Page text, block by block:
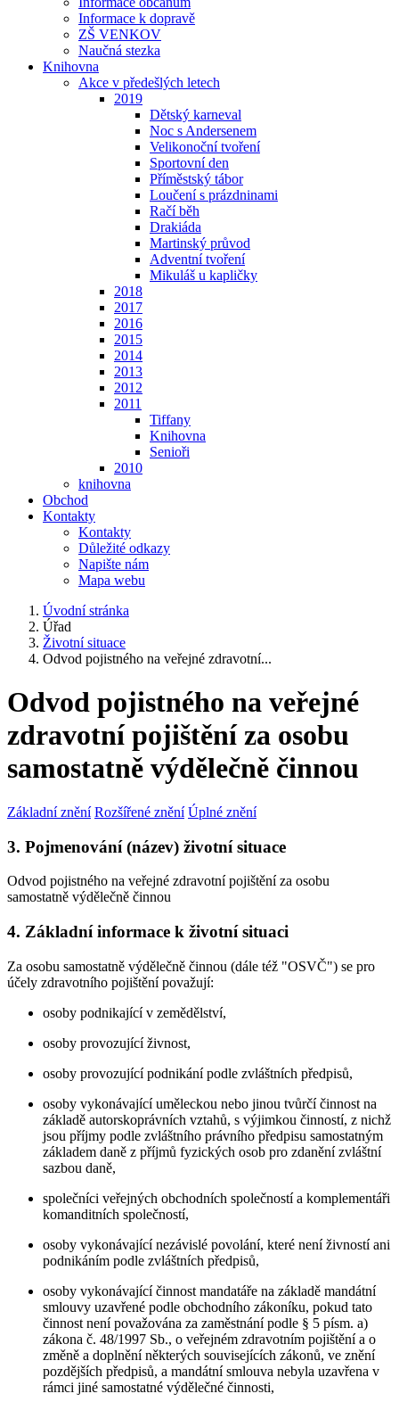
Informace k dopravě
ZŠ VENKOV
Naučná stezka
Knihovna
Akce v předešlých letech
2019
Dětský karneval
Noc s Andersenem
Velikonoční tvoření
Sportovní den
Příměstský tábor
Loučení s prázdninami
Račí běh
Drakiáda
Martinský průvod
Adventní tvoření
Mikuláš u kapličky
2018
2017
2016
2015
2014
2013
2012
2011
Tiffany
Knihovna
Senioři
2010
knihovna
Obchod
Kontakty
Kontakty
Důležité odkazy
Napište nám
Mapa webu
Úvodní stránka
Úřad
Životní situace
Odvod pojistného na veřejné zdravotní...
Odvod pojistného na veřejné
zdravotní pojištění za osobu
samostatně výdělečně činnou
Základní znění Rozšířené znění Úplné znění
3. Pojmenování (název) životní situace
Odvod pojistného na veřejné zdravotní pojištění za osobu
samostatně výdělečně činnou
4. Základní informace k životní situaci
Za osobu samostatně výdělečně činnou (dále též "OSVČ") se pro
účely zdravotního pojištění považují:
osoby podnikající v zemědělství,
osoby provozující živnost,
osoby provozující podnikání podle zvláštních předpisů,
osoby vykonávající uměleckou nebo jinou tvůrčí činnost na
základě autorskoprávních vztahů, s výjimkou činností, z nichž
jsou příjmy podle zvláštního právního předpisu samostatným
základem daně z příjmů fyzických osob pro zdanění zvláštní
sazbou daně,
společníci veřejných obchodních společností a komplementáři
komanditních společností,
osoby vykonávající nezávislé povolání, které není živností ani
podnikáním podle zvláštních předpisů,
osoby vykonávající činnost mandatáře na základě mandátní
smlouvy uzavřené podle obchodního zákoníku, pokud tato
činnost není považována za zaměstnání podle § 5 písm. a)
zákona č. 48/1997 Sb., o veřejném zdravotním pojištění a o
změně a doplnění některých souvisejících zákonů, ve znění
pozdějších předpisů, a mandátní smlouva nebyla uzavřena v
rámci jiné samostatné výdělečné činnosti,